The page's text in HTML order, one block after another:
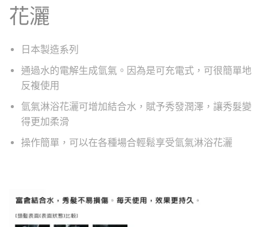
花灑
日本製造系列
通過水的電解生成氫氣。因為是可充電式，可很簡單地
反複使用
氫氣淋浴花灑可增加結合水，賦予秀發潤澤，讓秀髮變
得更加柔滑
操作簡單，可以在各種場合輕鬆享受氫氣淋浴花灑